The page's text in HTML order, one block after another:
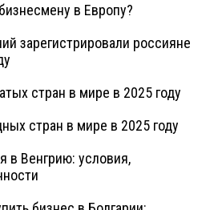
в Европу?
зарегистрировали россияне
стран в мире в 2025 году
стран в мире в 2025 году
в Венгрию: условия,